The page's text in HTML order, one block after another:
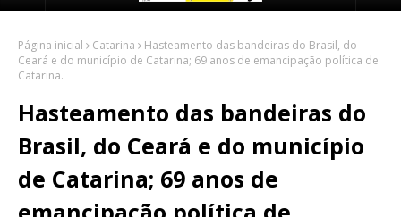
Página inicial Catarina
Hasteamento das bandeiras do Brasil, do
Ceará e do município de Catarina; 69 anos de emancipação política de
Catarina.
Hasteamento das bandeiras do
Brasil, do Ceará e do município
de Catarina; 69 anos de